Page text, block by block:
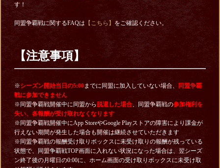
す！
同盟争覇戦に関するFAQは 【こちら】 をご確認ください。
【注意事項】
※シーズン開始当日の5:00までに同盟に加入していない場合、
同盟争覇
戦に参加できません
※同盟争覇戦開催中に同盟から脱退した場合、同盟争覇戦の参加権利を
失い、各報酬が受け取れなくなります
※同盟争覇戦開催中にApp StoreやGoogle Playストアの障害により課金が
行えない期間が発生した場合も開催は継続させていただきます
※同盟争覇戦の報酬受け取りボックスに未受け取りの報酬が残っている
状態で、同盟争覇戦TOP画面に入れない状況になった場合は、翌シーズ
ン終了後の月曜日の0:00に、ホーム画面の受け取りボックスに未受け取